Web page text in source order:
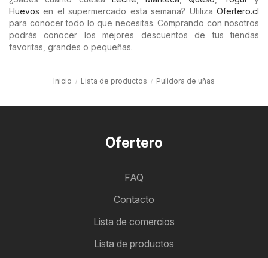
Huevos en el supermercado esta semana? Utiliza Ofertero.cl
para conocer todo lo que necesitas. Comprando con nosotros
podrás conocer los mejores descuentos de tus tiendas
favoritas, grandes o pequeñas.
Inicio Lista de productos Pulidora de uñas
Ofertero
FAQ
Contacto
Lista de comercios
Lista de productos